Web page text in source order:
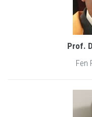
Prof.
Fen